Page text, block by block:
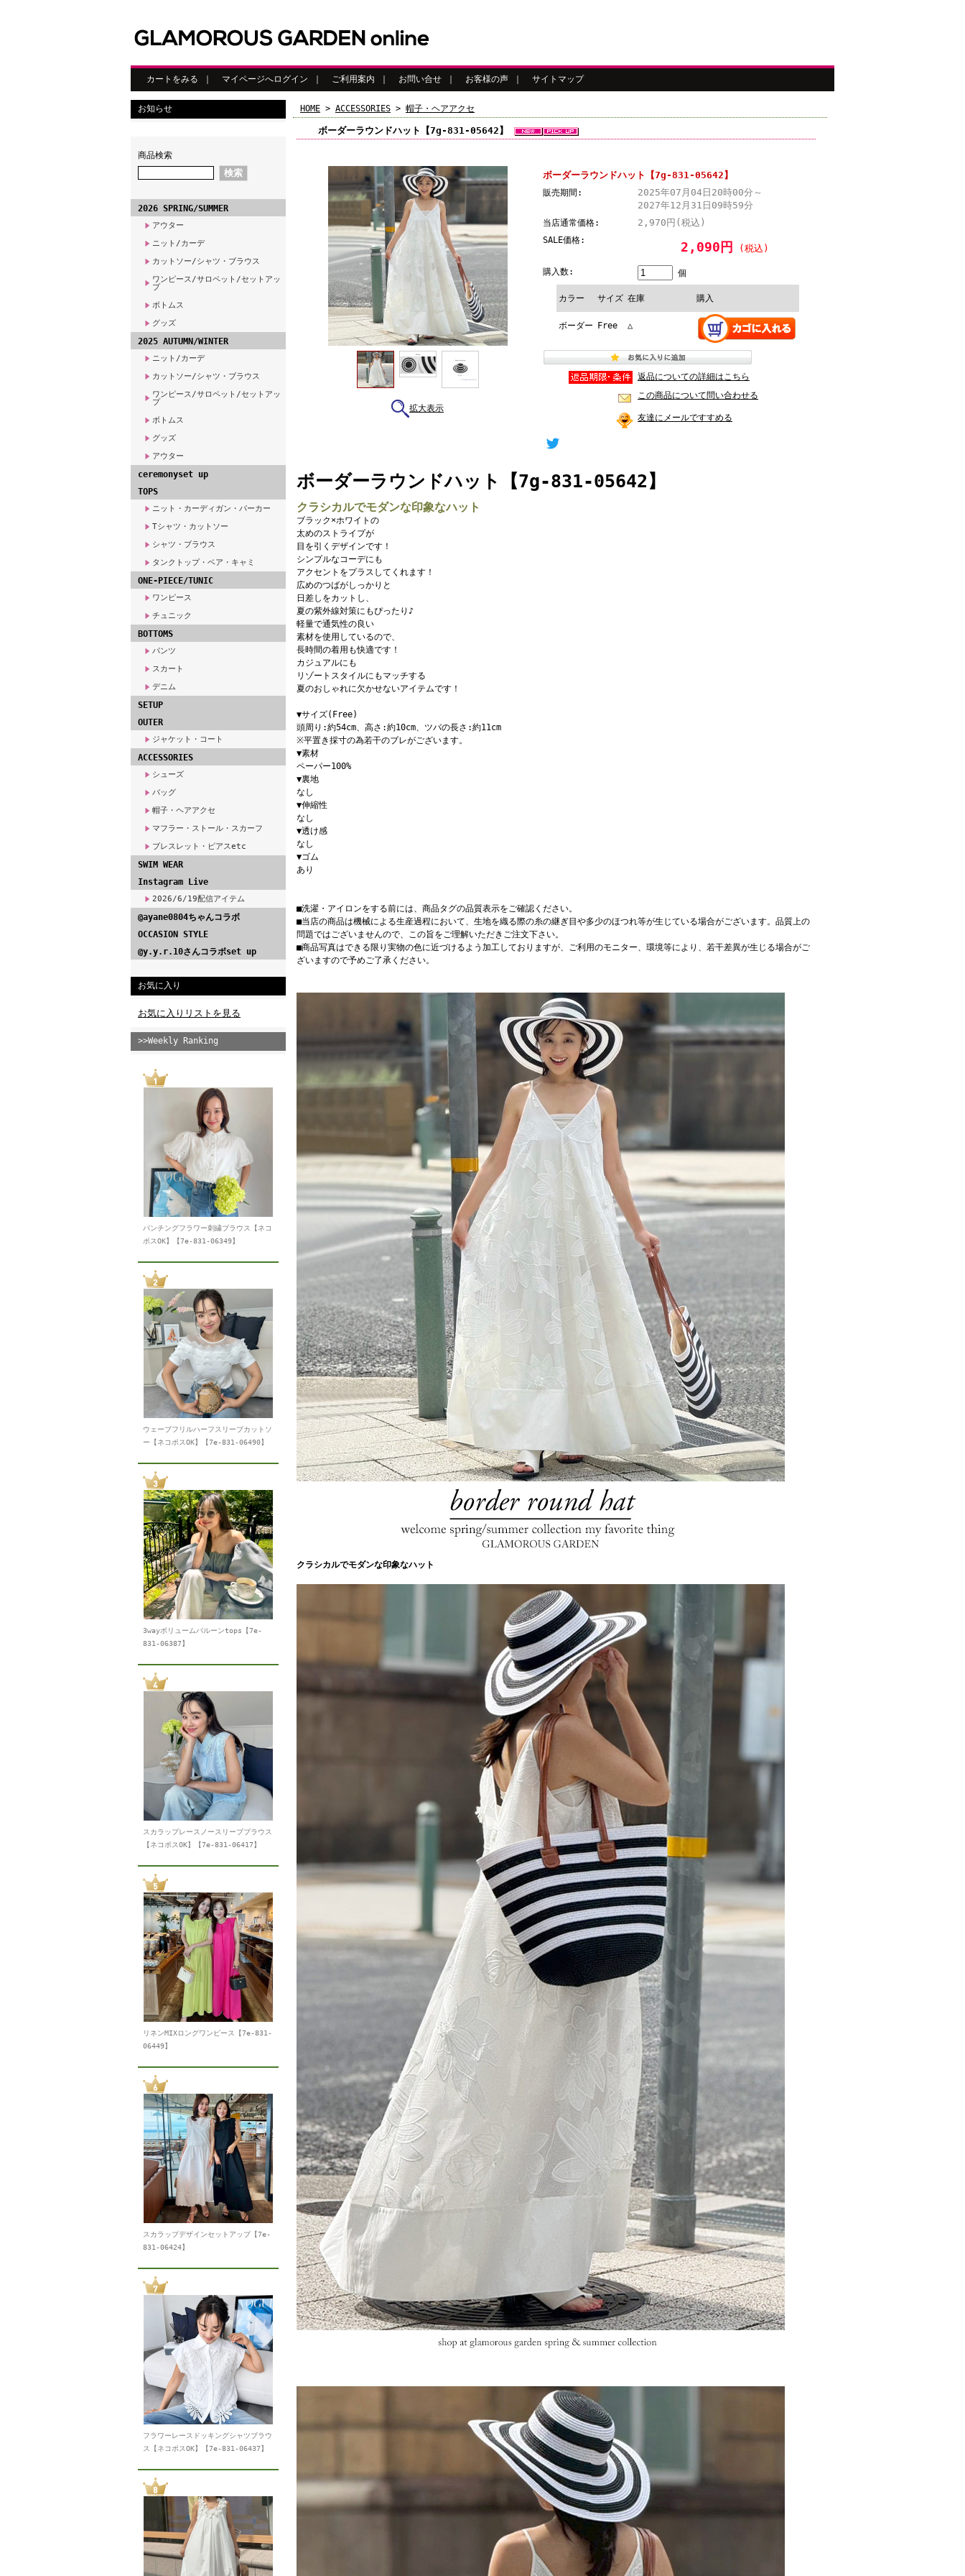
カートをみる マイページへログイン ご利用案内 お問い合せ お客様の声 サイトマップ
お知らせ
商品検索
2026 SPRING/SUMMER
アウター
ニット/カーデ
カットソー/シャツ・ブラウス
ワンピース/サロペット/セットアッ
プ
ボトムス
グッズ
2025 AUTUMN/WINTER
ニット/カーデ
カットソー/シャツ・ブラウス
ワンピース/サロペット/セットアッ
プ
ボトムス
グッズ
アウター
ceremonyset up
TOPS
ニット・カーディガン・パーカー
Tシャツ・カットソー
シャツ・ブラウス
タンクトップ・ベア・キャミ
ONE-PIECE/TUNIC
ワンピース
チュニック
BOTTOMS
パンツ
スカート
デニム
SETUP
OUTER
ジャケット・コート
ACCESSORIES
シューズ
バッグ
帽子・ヘアアクセ
マフラー・ストール・スカーフ
ブレスレット・ピアスetc
SWIM WEAR
Instagram Live
2026/6/19配信アイテム
@ayane0804ちゃんコラボ
OCCASION STYLE
@y.y.r.10さんコラボset up
お気に入り
お気に入りリストを見る
>>Weekly Ranking
パンチングフラワー刺繍ブラウス【ネコ
ポスOK】【7e-831-06349】
ウェーブフリルハーフスリーブカットソ
ー【ネコポスOK】【7e-831-06490】
3wayボリュームバルーンtops【7e-
831-06387】
スカラップレースノースリーブブラウス
【ネコポスOK】【7e-831-06417】
リネンMIXロングワンピース【7e-831-
06449】
スカラップデザインセットアップ【7e-
831-06424】
フラワーレースドッキングシャツブラウ
ス【ネコポスOK】【7e-831-06437】
HOME > ACCESSORIES > 帽子・ヘアアクセ
ボーダーラウンドハット【7g-831-05642】
拡大表示
ボーダーラウンドハット【7g-831-05642】
販売期間:
2025年07月04日20時00分～
2027年12月31日09時59分
当店通常価格: 2,970円(税込)
SALE価格: 2,090円 (税込)
購入数: 個
カラー サイズ 在庫 購入
ボーダー Free △
返品についての詳細はこちら
この商品について問い合わせる
友達にメールですすめる
ボーダーラウンドハット【7g-831-05642】
クラシカルでモダンな印象なハット
ブラック×ホワイトの
太めのストライプが
目を引くデザインです！
シンプルなコーデにも
アクセントをプラスしてくれます！
広めのつばがしっかりと
日差しをカットし、
夏の紫外線対策にもぴったり♪
軽量で通気性の良い
素材を使用しているので、
長時間の着用も快適です！
カジュアルにも
リゾートスタイルにもマッチする
夏のおしゃれに欠かせないアイテムです！
▼サイズ(Free)
頭周り:約54cm、高さ:約10cm、ツバの長さ:約11cm
※平置き採寸の為若干のブレがございます。
▼素材
ペーパー100%
▼裏地
なし
▼伸縮性
なし
▼透け感
なし
▼ゴム
あり
■洗濯・アイロンをする前には、商品タグの品質表示をご確認ください。
■当店の商品は機械による生産過程において、生地を織る際の糸の継ぎ目や多少のほつれ等が生じている場合がございます。品質上の
問題ではございませんので、この旨をご理解いただきご注文下さい。
■商品写真はできる限り実物の色に近づけるよう加工しておりますが、ご利用のモニター、環境等により、若干差異が生じる場合がご
ざいますので予めご了承ください。
クラシカルでモダンな印象なハット